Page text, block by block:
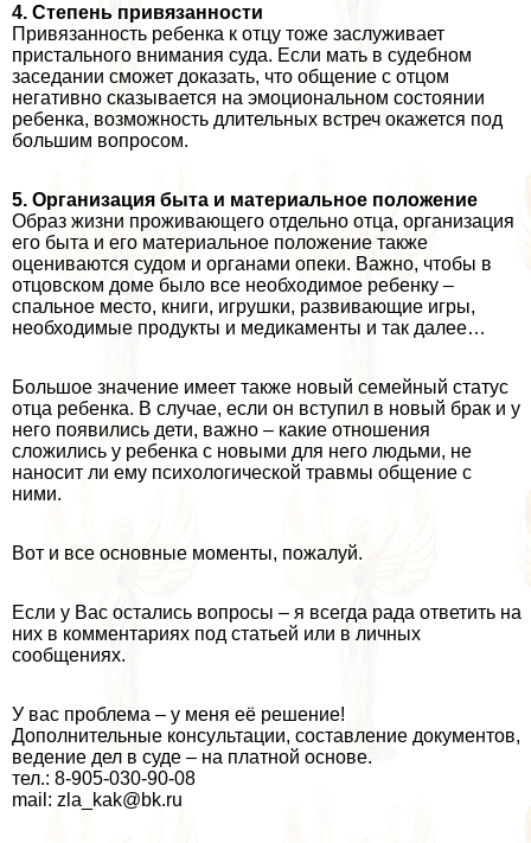
4. Степень привязанности
Привязанность ребенка к отцу тоже заслуживает
пристального внимания суда. Если мать в судебном
заседании сможет доказать, что общение с отцом
негативно сказывается на эмоциональном состоянии
ребенка, возможность длительных встреч окажется под
большим вопросом.
5. Организация быта и материальное положение
Образ жизни проживающего отдельно отца, организация
его быта и его материальное положение также
оцениваются судом и органами опеки. Важно, чтобы в
отцовском доме было все необходимое ребенку –
спальное место, книги, игрушки, развивающие игры,
необходимые продукты и медикаменты и так далее…
Большое значение имеет также новый семейный статус
отца ребенка. В случае, если он вступил в новый бpaк и у
него появились дети, важно – какие отношения
сложились у ребенка с новыми для него людьми, не
наносит ли ему психологической травмы общение с
ними.
Вот и все основные моменты, пожалуй.
Если у Вас остались вопросы – я всегда рада ответить на
них в комментариях под статьей или в личных
сообщениях.
У вас проблема – у меня её решение!
Дополнительные консультации, составление документов,
ведение дел в суде – на платной основе.
тел.: 8-905-030-90-08
mail: zla_kak@bk.ru